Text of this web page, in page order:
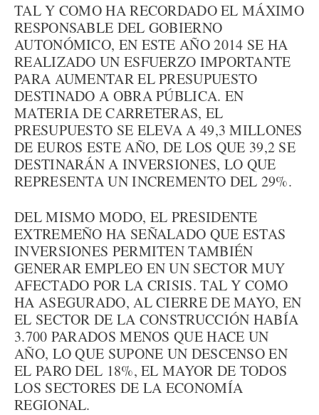
TAL Y COMO HA RECORDADO EL MÁXIMO
RESPONSABLE DEL GOBIERNO
AUTONÓMICO, EN ESTE AÑO 2014 SE HA
REALIZADO UN ESFUERZO IMPORTANTE
PARA AUMENTAR EL PRESUPUESTO
DESTINADO A OBRA PÚBLICA. EN
MATERIA DE CARRETERAS, EL
PRESUPUESTO SE ELEVA A 49,3 MILLONES
DE EUROS ESTE AÑO, DE LOS QUE 39,2 SE
DESTINARÁN A INVERSIONES, LO QUE
REPRESENTA UN INCREMENTO DEL 29%.
DEL MISMO MODO, EL PRESIDENTE
EXTREMEÑO HA SEÑALADO QUE ESTAS
INVERSIONES PERMITEN TAMBIÉN
GENERAR EMPLEO EN UN SECTOR MUY
AFECTADO POR LA CRISIS. TAL Y COMO
HA ASEGURADO, AL CIERRE DE MAYO, EN
EL SECTOR DE LA CONSTRUCCIÓN HABÍA
3.700 PARADOS MENOS QUE HACE UN
AÑO, LO QUE SUPONE UN DESCENSO EN
EL PARO DEL 18%, EL MAYOR DE TODOS
LOS SECTORES DE LA ECONOMÍA
REGIONAL.